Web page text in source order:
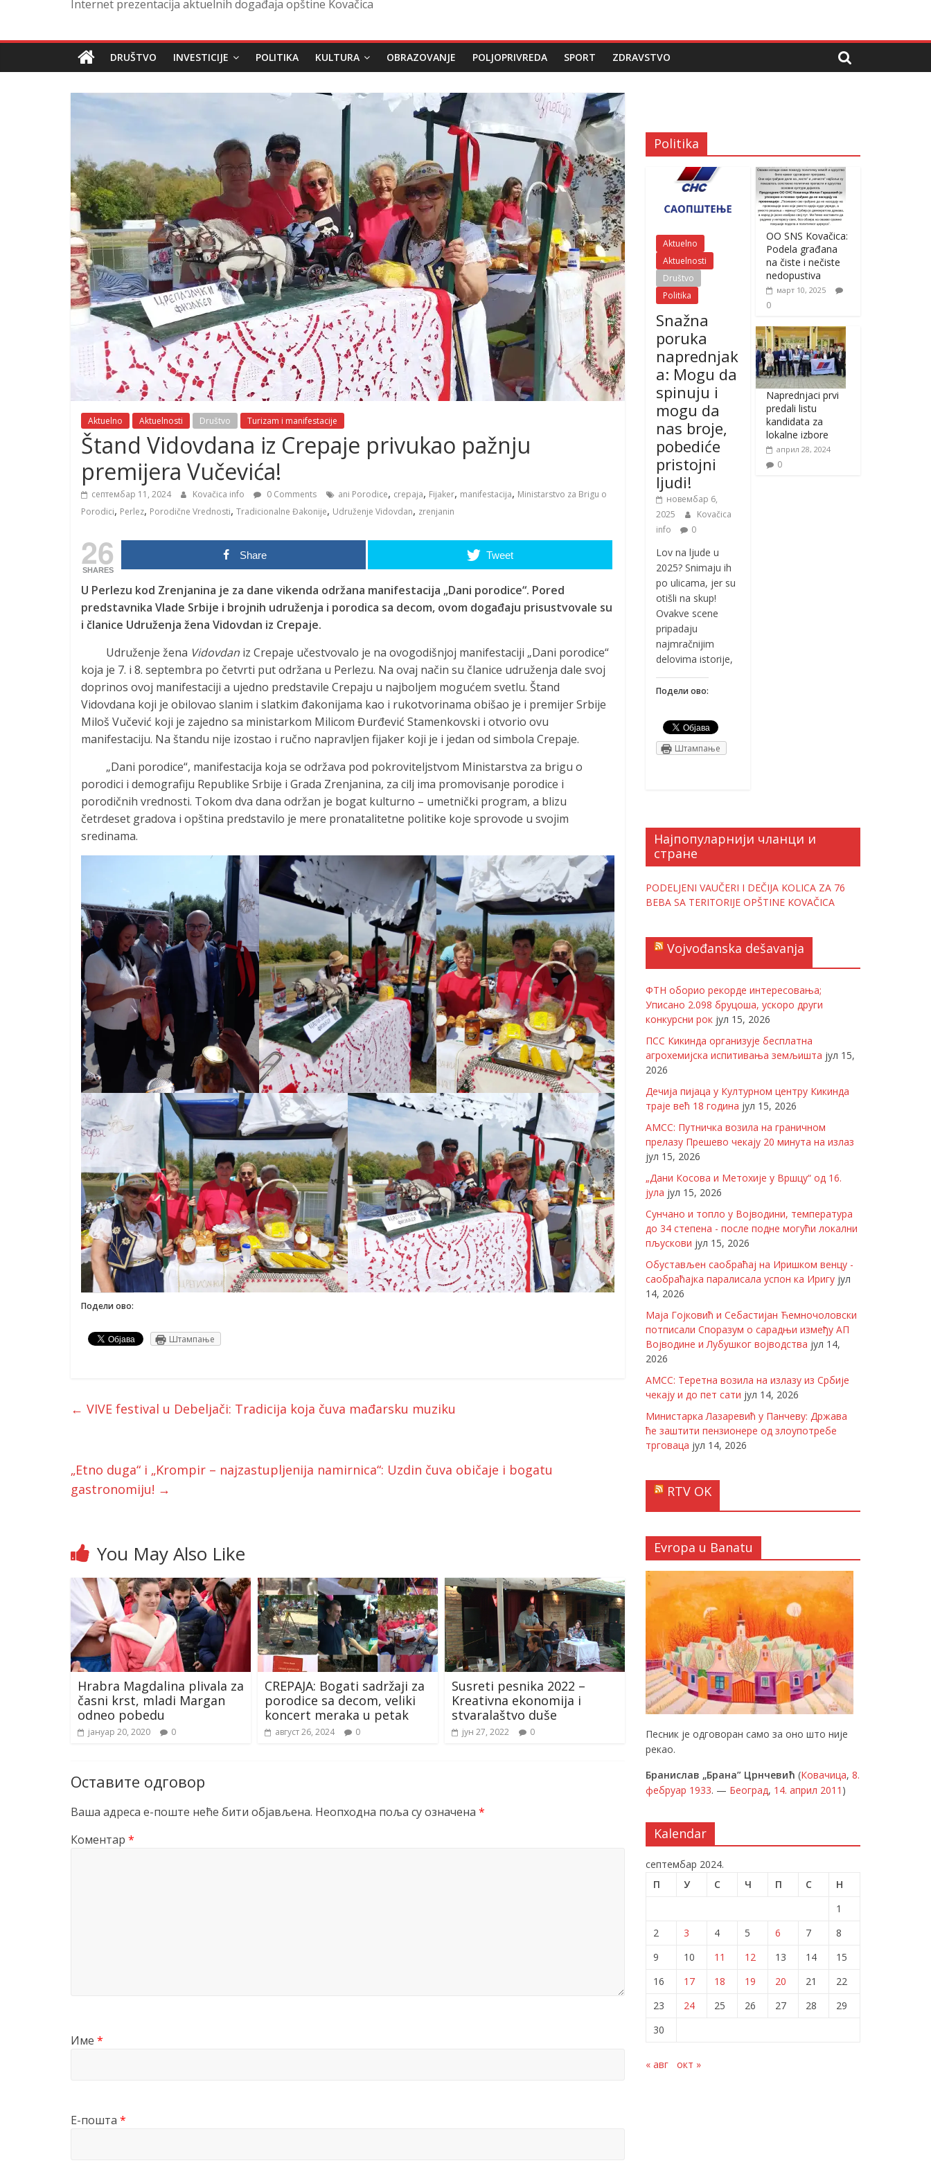
Internet prezentacija aktuelnih događaja opštine Kovačica
DRUŠTVO INVESTICIJE POLITIKA KULTURA OBRAZOVANJE POLJOPRIVREDA SPORT ZDRAVSTVO
Aktuelno Aktuelnosti Društvo Turizam i manifestacije
Štand Vidovdana iz Crepaje privukao pažnju
premijera Vučevića!
септембар 11, 2024 Kovačica info 0 Comments ani Porodice, crepaja, Fijaker, manifestacija, Ministarstvo za Brigu o
Porodici, Perlez, Porodične Vrednosti, Tradicionalne Đakonije, Udruženje Vidovdan, zrenjanin
26
SHARES
Share Tweet
U Perlezu kod Zrenjanina je za dane vikenda održana manifestacija „Dani porodice“. Pored
predstavnika Vlade Srbije i brojnih udruženja i porodica sa decom, ovom događaju prisustvovale su
i članice Udruženja žena Vidovdan iz Crepaje.
Udruženje žena Vidovdan iz Crepaje učestvovalo je na ovogodišnjoj manifestaciji „Dani porodice“
koja je 7. i 8. septembra po četvrti put održana u Perlezu. Na ovaj način su članice udruženja dale svoj
doprinos ovoj manifestaciji a ujedno predstavile Crepaju u najboljem mogućem svetlu. Štand
Vidovdana koji je obilovao slanim i slatkim đakonijama kao i rukotvorinama obišao je i premijer Srbije
Miloš Vučević koji je zajedno sa ministarkom Milicom Đurđević Stamenkovski i otvorio ovu
manifestaciju. Na štandu nije izostao i ručno napravljen fijaker koji je i jedan od simbola Crepaje.
„Dani porodice“, manifestacija koja se održava pod pokroviteljstvom Ministarstva za brigu o
porodici i demografiju Republike Srbije i Grada Zrenjanina, za cilj ima promovisanje porodice i
porodičnih vrednosti. Tokom dva dana održan je bogat kulturno – umetnički program, a blizu
četrdeset gradova i opština predstavilo je mere pronatalitetne politike koje sprovode u svojim
sredinama.
Подели ово:
Штампање
← VIVE festival u Debeljači: Tradicija koja čuva mađarsku muziku
„Etno duga“ i „Krompir – najzastupljenija namirnica“: Uzdin čuva običaje i bogatu
gastronomiju! →
You May Also Like
Hrabra Magdalina plivala za
časni krst, mladi Margan
odneo pobedu
јануар 20, 2020 0
CREPAJA: Bogati sadržaji za
porodice sa decom, veliki
koncert meraka u petak
август 26, 2024 0
Susreti pesnika 2022 –
Kreativna ekonomija i
stvaralaštvo duše
јун 27, 2022 0
Оставите одговор
Ваша адреса е-поште неће бити објављена. Неопходна поља су означена *
Коментар *
Име *
Е-пошта *
Politika
Aktuelno
Aktuelnosti
Društvo
Politika
Snažna
poruka
naprednjak
a: Mogu da
spinuju i
mogu da
nas broje,
pobediće
pristojni
ljudi!
новембар 6,
2025
Kovačica
info
0
Lov na ljude u
2025? Snimaju ih
po ulicama, jer su
otišli na skup!
Ovakve scene
pripadaju
najmračnijim
delovima istorije,
Подели ово:
Штампање
OO SNS Kovačica:
Podela građana
na čiste i nečiste
nedopustiva
март 10, 2025
0
Naprednjaci prvi
predali listu
kandidata za
lokalne izbore
април 28, 2024
0
Најпопуларнији чланци и
стране
PODELJENI VAUČERI I DEČIJA KOLICA ZA 76
BEBA SA TERITORIJE OPŠTINE KOVAČICA
Vojvođanska dešavanja
ФТН оборио рекорде интересовања;
Уписано 2.098 бруцоша, ускоро други
конкурсни рок јул 15, 2026
ПСС Кикинда организује бесплатна
агрохемијска испитивања земљишта јул 15,
2026
Дечија пијаца у Културном центру Кикинда
траје већ 18 година јул 15, 2026
АМСС: Путничка возила на граничном
прелазу Прешево чекају 20 минута на излаз
јул 15, 2026
„Дани Косова и Метохије у Вршцу“ од 16.
јула јул 15, 2026
Сунчано и топло у Војводини, температура
до 34 степена - после подне могући локални
пљускови јул 15, 2026
Обустављен саобраћај на Иришком венцу -
саобраћајка паралисала успон ка Иригу јул
14, 2026
Маја Гојковић и Себастијан Ћемночоловски
потписали Споразум о сарадњи између АП
Војводине и Лубушког војводства јул 14,
2026
АМСС: Теретна возила на излазу из Србије
чекају и до пет сати јул 14, 2026
Министарка Лазаревић у Панчеву: Држава
ће заштити пензионере од злоупотребе
трговаца јул 14, 2026
RTV OK
Evropa u Banatu
Песник је одговоран само за оно што није
рекао.
Бранислав „Брана” Црнчевић (Ковачица, 8.
фебруар 1933. — Београд, 14. април 2011 )
Kalendar
септембар 2024.
П
У С Ч П С
Н
1
2
3 4 5 6 7
8
9
10 11 12 13 14
15
16
17 18 19 20 21
22
23
24 25 26 27 28
29
30
« авг окт »